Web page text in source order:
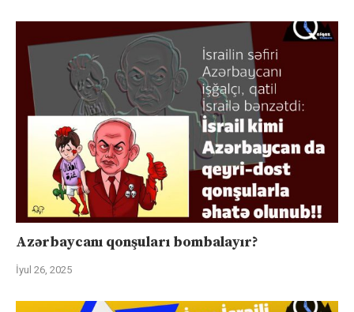
Azərbaycanı qonşuları bombalayır?
İyul 26, 2025